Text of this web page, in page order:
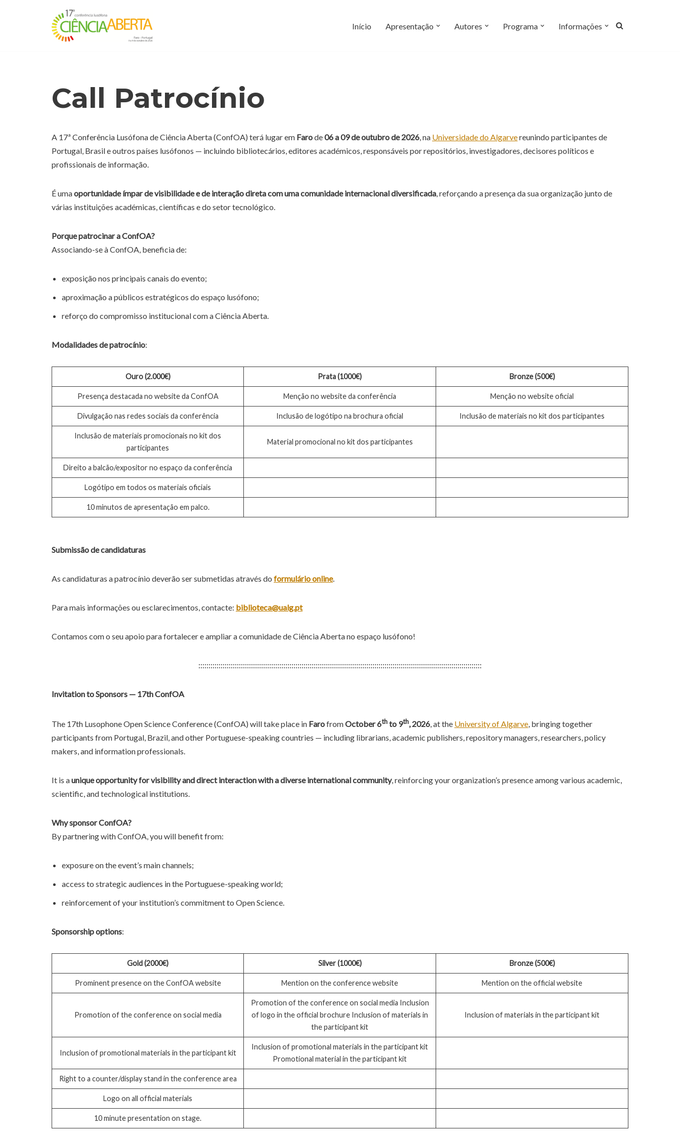
Início Apresentação Autores Programa Informações
Call Patrocínio
A 17ª Conferência Lusófona de Ciência Aberta (ConfOA) terá lugar em Farode06 a 09 de outubro de 2026, na Universidade do Algarvereunindo participantes de
Portugal, Brasil e outros países lusófonos — incluindo bibliotecários, editores académicos, responsáveis por repositórios, investigadores, decisores políticos e
profissionais de informação.
É umaoportunidade ímpar de visibilidade e de interação direta com uma comunidade internacional diversificada, reforçando a presença da sua organização junto de
várias instituições académicas, científicas e do setor tecnológico.
Porque patrocinar a ConfOA?
Associando-se à ConfOA, beneficia de:
exposição nos principais canais do evento;
aproximação a públicos estratégicos do espaço lusófono;
reforço do compromisso institucional com a Ciência Aberta.
Modalidades de patrocínio:
Ouro (2.000€) Prata (1000€) Bronze (500€)
Presença destacada no website da ConfOA Menção no website da conferência Menção no website oficial
Divulgação nas redes sociais da conferência Inclusão de logótipo na brochura oficial Inclusão de materiais no kit dos participantes
Inclusão de materiais promocionais no kit dos
participantes
Material promocional no kit dos participantes
Direito a balcão/expositor no espaço da conferência
Logótipo em todos os materiais oficiais
10 minutos de apresentação em palco.
Submissão de candidaturas
As candidaturas a patrocínio deverão ser submetidas através do formulário online.
Para mais informações ou esclarecimentos, contacte: biblioteca@ualg.pt
Contamos com o seu apoio para fortalecer e ampliar a comunidade de Ciência Aberta no espaço lusófono!
::::::::::::::::::::::::::::::::::::::::::::::::::::::::::::::::::::::::::::::::::::::::::::::::::::::::::::::::::::::::::::::::::::::::::::
Invitation to Sponsors — 17th ConfOA
The 17th Lusophone Open Science Conference (ConfOA) will take place in FarofromOctober 6thto 9th, 2026, at the University of Algarve, bringing together
participants from Portugal, Brazil, and other Portuguese-speaking countries — including librarians, academic publishers, repository managers, researchers, policy
makers, and information professionals.
It is aunique opportunity for visibility and direct interaction with a diverse international community, reinforcing your organization’s presence among various academic,
scientific, and technological institutions.
Why sponsor ConfOA?
By partnering with ConfOA, you will benefit from:
exposure on the event’s main channels;
access to strategic audiences in the Portuguese-speaking world;
reinforcement of your institution’s commitment to Open Science.
Sponsorship options:
Gold (2000€) Silver (1000€) Bronze (500€)
Prominent presence on the ConfOA website Mention on the conference website Mention on the official website
Promotion of the conference on social media
Promotion of the conference on social media Inclusion
of logo in the official brochure Inclusion of materials in
the participant kit
Inclusion of materials in the participant kit
Inclusion of promotional materials in the participant kit
Inclusion of promotional materials in the participant kit
Promotional material in the participant kit
Right to a counter/display stand in the conference area
Logo on all official materials
10 minute presentation on stage.